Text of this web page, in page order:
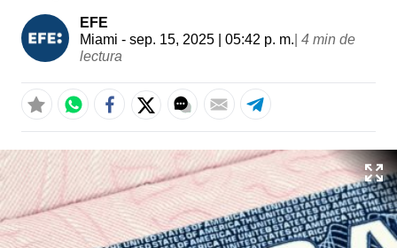
EFE
Miami - sep. 15, 2025 | 05:42 p. m. 4 min de
lectura